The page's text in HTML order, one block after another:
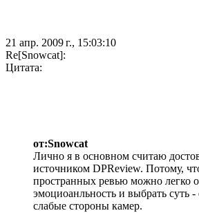
21 апр. 2009 г., 15:03:10
Re[Snowcat]:
Цитата:
от:Snowcat
Лично я в основном считаю
источником DPReview. Потому,
пространных ревью можно легко
эмоциоанльность и выбрать суть
слабые стороны камер.